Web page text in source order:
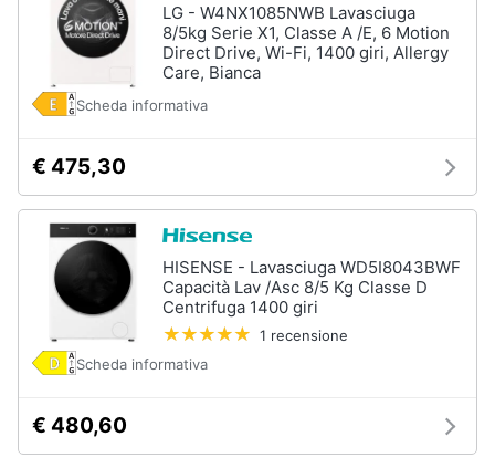
LG - W4NX1085NWB Lavasciuga
8/5kg Serie X1, Classe A /E, 6 Motion
Direct Drive, Wi-Fi, 1400 giri, Allergy
Care, Bianca
Scheda informativa
€ 475,30
HISENSE - Lavasciuga WD5I8043BWF
Capacità Lav /Asc 8/5 Kg Classe D
Centrifuga 1400 giri
1 recensione
Scheda informativa
€ 480,60